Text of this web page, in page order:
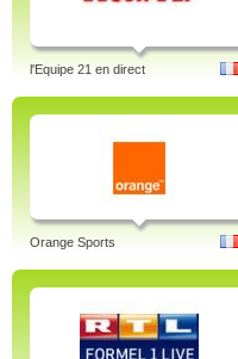
l'Equipe 21 en direct
Orange Sports